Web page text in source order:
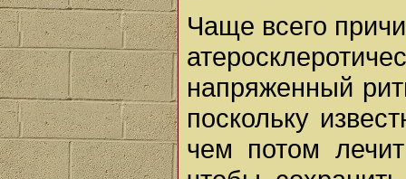
Чаще всего
напряженный
поскольку
чем потом